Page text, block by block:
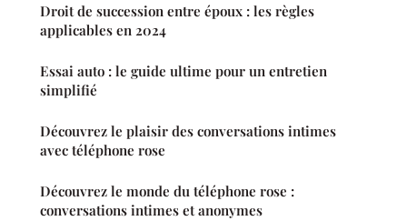
Droit de succession entre époux : les règles
applicables en 2024
Essai auto : le guide ultime pour un entretien
simplifié
Découvrez le plaisir des conversations intimes
avec téléphone rose
Découvrez le monde du téléphone rose :
conversations intimes et anonymes